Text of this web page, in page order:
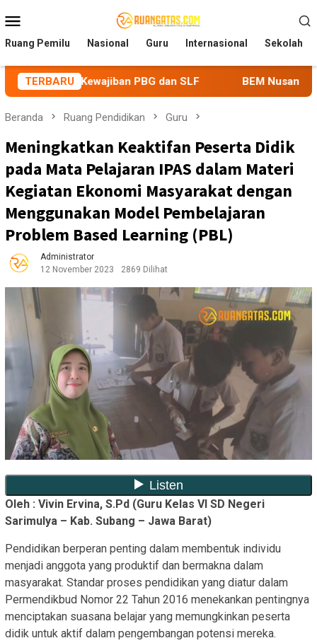
ke
kontenMobile
Ruang Pemilu Nasional Guru Internasional Sekolah
TERBARU
PBG dan SLF BEM Nusantara Priangan Timur
Beranda Ruang Pendidikan Guru
Meningkatkan Keaktifan Peserta Didik
pada Mata Pelajaran IPAS dalam Materi
Kegiatan Ekonomi Masyarakat dengan
Menggunakan Model Pembelajaran
Problem Based Learning (PBL)
Administrator
12 November 2023
2869 Dilihat
Oleh : Vivin Ervina, S.Pd (Guru Kelas VI SD Negeri
Sarimulya – Kab. Subang – Jawa Barat)
Pendidikan berperan penting dalam membentuk individu
menjadi anggota yang produktif dan bermakna dalam
masyarakat. Standar proses pendidikan yang diatur dalam
Permendikbud Nomor 22 Tahun 2016 menekankan pentingnya
menciptakan suasana belajar yang memungkinkan peserta
didik untuk aktif dalam pengembangan potensi mereka.